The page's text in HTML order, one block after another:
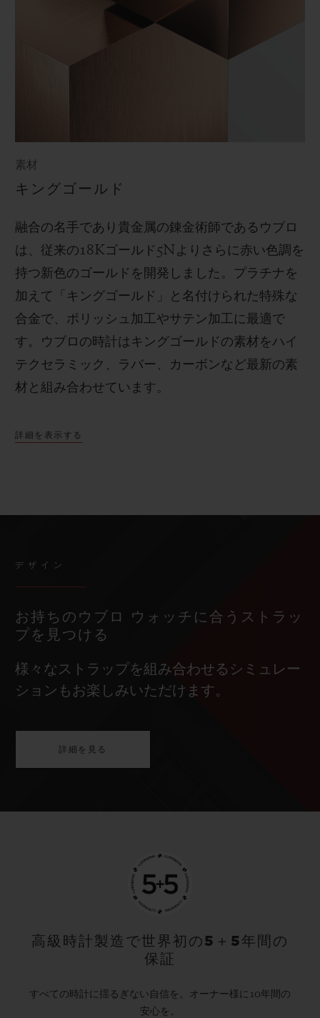
素材
キングゴールド
融合の名手であり貴金属の錬金術師であるウブロ
は、従来の18Kゴールド 5N よりさらに赤い色調を
持つ新色のゴールドを開発しました。プラチナを
加えて「キングゴールド」と名付けられた特殊な
合金で、ポリッシュ加工やサテン加工に最適で
す。 ウブロの時計はキングゴールドの素材をハイ
テクセラミック、ラバー、カーボンなど最新の素
材と組み合わせています。
詳細を表示する
デザイン
お持ちのウブロ ウォッチに合うストラッ
プを見つける
様々なストラップを組み合わせるシミュレー
ションもお楽しみいただけます。
詳細を見る
高級時計製造で世界初の5＋5年間の
保証
すべての時計に揺るぎない自信を。オーナー様に10年間の
安心を。